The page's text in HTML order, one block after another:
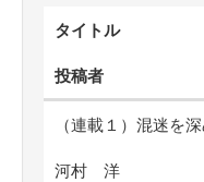
タイトル
投稿者
（連載１）混迷を
河村 洋